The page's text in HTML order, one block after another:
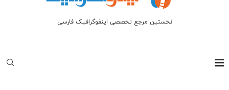
نخستین مرجع تخصصی اینفوگرافیک فارسی